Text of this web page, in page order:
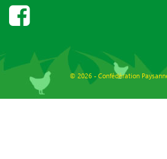
© 2026 - Confédération